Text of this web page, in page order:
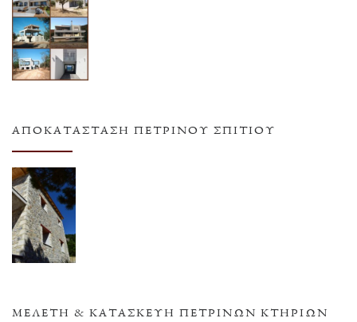
ΑΠΟΚΑΤΆΣΤΑΣΗ ΠΈΤΡΙΝΟΥ ΣΠΙΤΙΟΎ
ΜΕΛΈΤΗ & ΚΑΤΑΣΚΕΥΉ ΠΈΤΡΙΝΩΝ ΚΤΗΡΊΩΝ